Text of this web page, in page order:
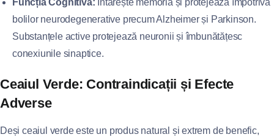
Funcția Cognitivă: Întărește memoria și protejează împotriva
bolilor neurodegenerative precum Alzheimer și Parkinson.
Substanțele active protejează neuronii și îmbunătățesc
conexiunile sinaptice.
Ceaiul Verde: Contraindicații și Efecte
Adverse
Deși ceaiul verde este un produs natural și extrem de benefic,